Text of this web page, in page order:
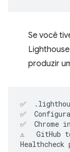
Se você
produzir
✅
✅
✅
Chrome
⚠️
GitHub
Healthcheck